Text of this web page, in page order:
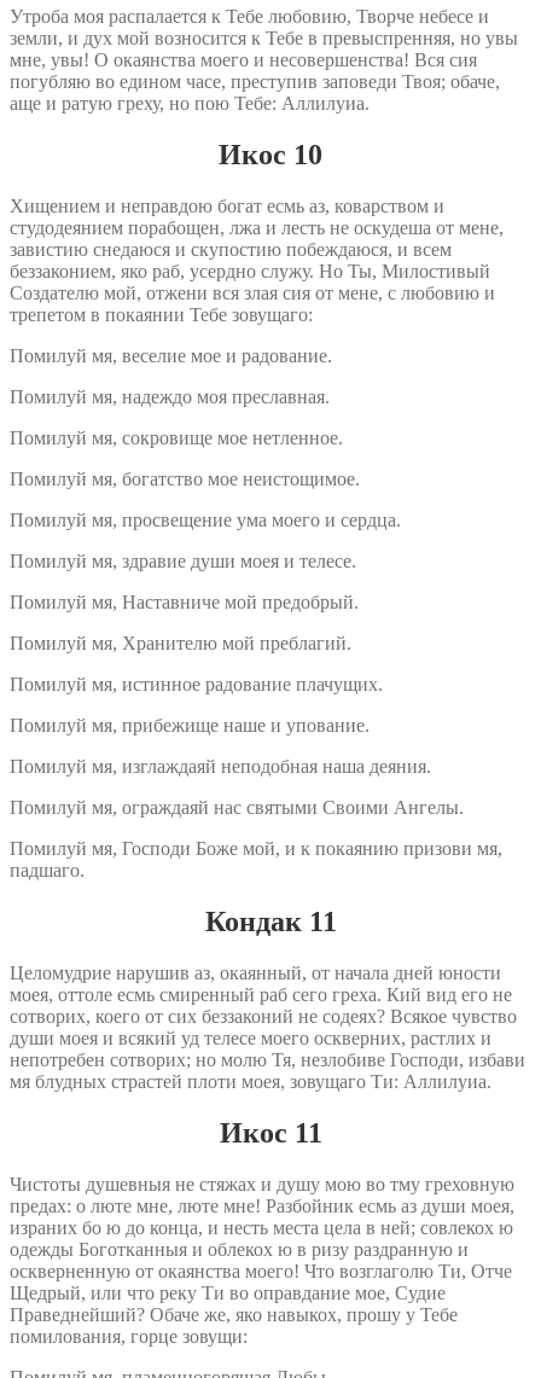
Утроба моя распалается к Тебе любовию, Творче небесе и
земли, и дух мой возносится к Тебе в превыспренняя, но увы
мне, увы! О окаянства моего и несовершенства! Вся сия
погубляю во едином часе, преступив заповеди Твоя; обаче,
аще и ратую греху, но пою Тебе: Аллилуиа.
Икос 10
Хищением и неправдою богат есмь аз, коварством и
студодеянием порабощен, лжа и лесть не оскудеша от мене,
завистию снедаюся и скупостию побеждаюся, и всем
беззаконием, яко раб, усердно служу. Но Ты, Милостивый
Создателю мой, отжени вся злая сия от мене, с любовию и
трепетом в покаянии Тебе зовущаго:
Помилуй мя, веселие мое и радование.
Помилуй мя, надеждо моя преславная.
Помилуй мя, сокровище мое нетленное.
Помилуй мя, богатство мое неистощимое.
Помилуй мя, просвещение ума моего и сердца.
Помилуй мя, здравие души моея и телесе.
Помилуй мя, Наставниче мой предобрый.
Помилуй мя, Хранителю мой преблагий.
Помилуй мя, истинное радование плачущих.
Помилуй мя, прибежище наше и упование.
Помилуй мя, изглаждаяй неподобная наша деяния.
Помилуй мя, ограждаяй нас святыми Своими Ангелы.
Помилуй мя, Господи Боже мой, и к покаянию призови мя,
падшаго.
Кондак 11
Целомудрие нарушив аз, окаянный, от начала дней юности
моея, оттоле есмь смиренный раб сего греха. Кий вид его не
сотворих, коего от сих беззаконий не содеях? Всякое чувство
души моея и всякий уд телесе моего оскверних, растлих и
непотребен сотворих; но молю Тя, незлобиве Господи, избави
мя блудных страстей плоти моея, зовущаго Ти: Аллилуиа.
Икос 11
Чистоты душевныя не стяжах и душу мою во тму греховную
предах: о люте мне, люте мне! Разбойник есмь аз души моея,
израних бо ю до конца, и несть места цела в ней; совлекох ю
одежды Боготканныя и облекох ю в ризу раздранную и
оскверненную от окаянства моего! Что возглаголю Ти, Отче
Щедрый, или что реку Ти во оправдание мое, Судие
Праведнейший? Обаче же, яко навыкох, прошу у Тебе
помилования, горце зовущи: